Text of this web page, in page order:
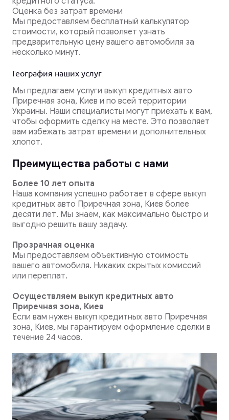
Оценка без затрат времени
Мы предоставляем бесплатный калькулятор
стоимости, который позволяет узнать
предварительную цену вашего автомобиля за
несколько минут.
География наших услуг
Мы предлагаем услуги выкуп кредитных авто
Приречная зона, Киев и по всей территории
Украины. Наши специалисты могут приехать к вам,
чтобы оформить сделку на месте. Это позволяет
вам избежать затрат времени и дополнительных
хлопот.
Преимущества работы с нами
Более 10 лет опыта
Наша компания успешно работает в сфере выкуп
кредитных авто Приречная зона, Киев более
десяти лет. Мы знаем, как максимально быстро и
выгодно решить вашу задачу.
Прозрачная оценка
Мы предоставляем объективную стоимость
вашего автомобиля. Никаких скрытых комиссий
или переплат.
Осуществляем выкуп кредитных авто
Приречная зона, Киев
Если вам нужен выкуп кредитных авто Приречная
зона, Киев, мы гарантируем оформление сделки в
течение 24 часов.